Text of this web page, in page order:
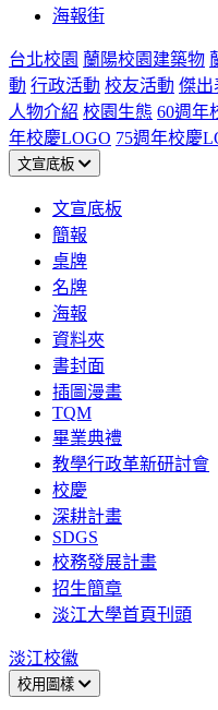
海報街
台北校園 蘭陽校園建築物
動 行政活動 校友活動 傑出
人物介紹 校園生態 60週年
年校慶LOGO 75週年校慶
文宣底板
文宣底板
簡報
桌牌
名牌
海報
資料夾
書封面
插圖漫畫
TQM
畢業典禮
教學行政革新研討會
校慶
深耕計畫
SDGS
校務發展計畫
招生簡章
淡江大學首頁刊頭
淡江校徽
校用圖樣